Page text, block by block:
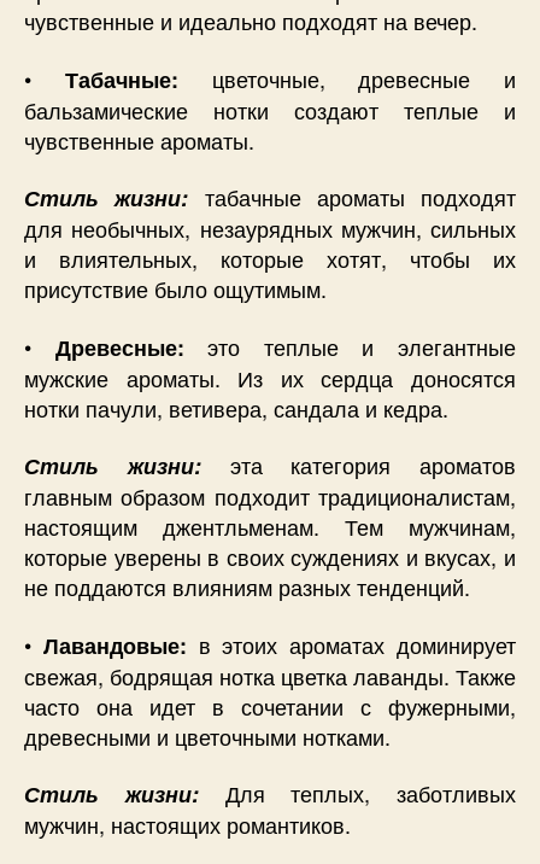
чувственные и идеально подходят на вечер.
• Табачные: цветочные, древесные и
бальзамические нотки создают теплые и
чувственные ароматы.
Стиль жизни: табачные ароматы подходят
для необычных, незаурядных мужчин, сильных
и влиятельных, которые хотят, чтобы их
присутствие было ощутимым.
• Древесные: это теплые и элегантные
мужские ароматы. Из их сердца доносятся
нотки пачули, ветивера, сандала и кедра.
Стиль жизни:эта категория ароматов
главным образом подходит традиционалистам,
настоящим джентльменам. Тем мужчинам,
которые уверены в своих суждениях и вкусах, и
не поддаются влияниям разных тенденций.
• Лавандовые: в этоих ароматах доминирует
свежая, бодрящая нотка цветка лаванды. Также
часто она идет в сочетании с фужерными,
древесными и цветочными нотками.
Стиль жизни:Для теплых, заботливых
мужчин, настоящих романтиков.